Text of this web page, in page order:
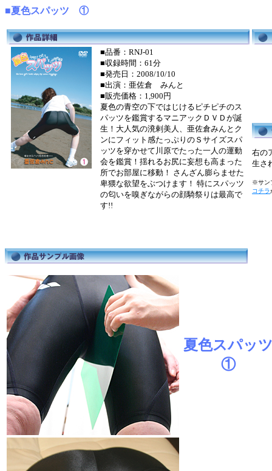
■夏色スパッツ ①
■品番：RNJ-01
■収録時間：61分
■発売日：2008/10/10
■出演：亜佐倉 みんと
■販売価格：1,900円
夏色の青空の下ではじけるピチピチのス
パッツを鑑賞するマニアックＤＶＤが誕
生！大人気の溌剌美人、亜佐倉みんとク
ンにフィット感たっぷりのＳサイズスパ
ッツを穿かせて川原でたった一人の運動
会を鑑賞！揺れるお尻に妄想も高まった
所でお部屋に移動！ さんざん膨らませた
卑猥な欲望をぶつけます！ 特にスパッツ
の匂いを嗅ぎながらの顔騎祭りは最高で
す!!
右の
生さ
※サン
コチラ
夏色スパッ
①